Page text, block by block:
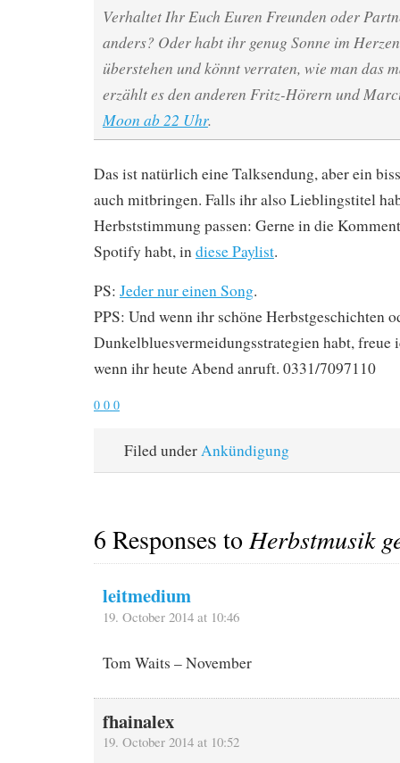
Verhaltet Ihr Euch Euren Freunden oder
anders? Oder habt ihr genug Sonne im
überstehen und könnt verraten, wie man das
erzählt es den anderen Fritz-Hörern und
Moon ab 22 Uhr.
Das ist natürlich eine Talksendung, aber ein
auch mitbringen. Falls ihr also Lieblingstitel
Herbststimmung passen: Gerne in die
Spotify habt, indiese Paylist.
PS: Jeder nur einen Song.
PPS: Und wenn ihr schöne Herbstgeschichten
Dunkelbluesvermeidungsstrategien habt,
wenn ihr heute Abend anruft. 0331/7097110
0 0 0
Filed underAnkündigung
6 Responses toHerbstmusik
leitmedium
19. October 2014 at 10:46
Tom Waits – November
fhainalex
19. October 2014 at 10:52